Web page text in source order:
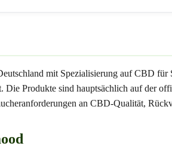
mit Spezialisierung auf CBD
Die Produkte sind hauptsächlich auf der
an CBD-Qualität,